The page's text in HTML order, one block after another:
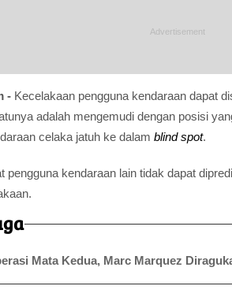
- Kecelakaan pengguna kendaraan dapat
adalah mengemudi dengan posisi
celaka jatuh ke dalam blind spot.
pengguna kendaraan lain tidak dapat
Mata Kedua, Marc Marquez